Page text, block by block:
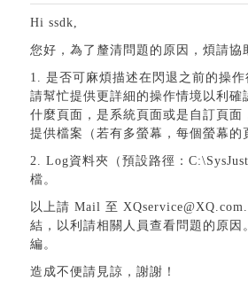
Hi ssdk,
您好，為了釐清問題的原因，煩請協
1. 是否可麻煩描述在閃退之前的操作
請幫忙提供更詳細的操作情境以利確
什麼頁面，是系統頁面或是自訂頁面
提供檔案（若有多螢幕，每個螢幕的
2. Log資料夾（預設路徑：
檔。
以上請 Mail 至
結，以利請相關人員查看問題的原因
編。
造成不便請見諒，謝謝！